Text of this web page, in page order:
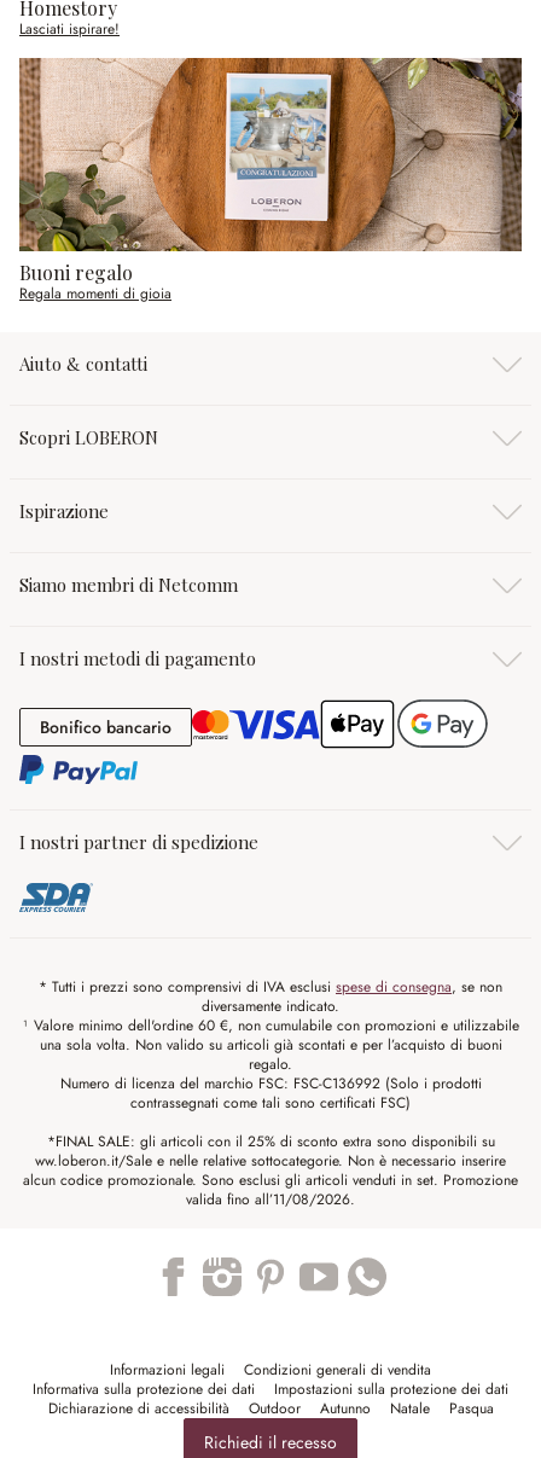
Homestory
Lasciati ispirare!
Buoni regalo
Regala momenti di gioia
Aiuto & contatti
Scopri LOBERON
Ispirazione
Siamo membri di Netcomm
I nostri metodi di pagamento
Bonifico bancarioBonifico bancario
I nostri partner di spedizione
* Tutti i prezzi sono comprensivi di IVA esclusi spese di consegna, se non
diversamente indicato.
¹ Valore minimo dell'ordine 60 €, non cumulabile con promozioni e utilizzabile
una sola volta. Non valido su articoli già scontati e per l’acquisto di buoni
regalo.
Numero di licenza del marchio FSC: FSC-C136992 (Solo i prodotti
contrassegnati come tali sono certificati FSC)
*FINAL SALE: gli articoli con il 25% di sconto extra sono disponibili su
ww.loberon.it/Sale e nelle relative sottocategorie. Non è necessario inserire
alcun codice promozionale. Sono esclusi gli articoli venduti in set. Promozione
valida fino all’11/08/2026.
Informazioni legali
Condizioni generali di vendita
Informativa sulla protezione dei dati
Impostazioni sulla protezione dei dati
Dichiarazione di accessibilità
Outdoor Autunno Natale Pasqua
Richiedi il recesso